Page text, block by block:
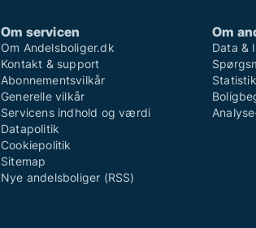
Om servicen
Om Andelsboliger.dk
Kontakt & support
Abonnementsvilkår
Generelle vilkår
Servicens indhold og værdi
Datapolitik
Cookiepolitik
Sitemap
Nye andelsboliger (RSS)
Om
Data &
Statistik